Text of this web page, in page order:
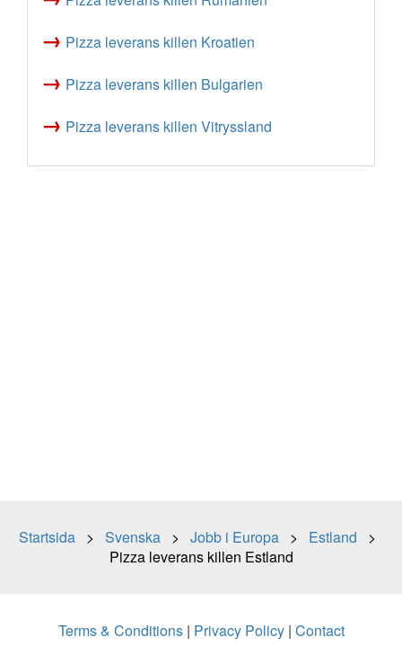
→ Pizza leverans killen Kroatien
→ Pizza leverans killen Bulgarien
→ Pizza leverans killen Vitryssland
Startsida > Svenska > Jobb i Europa > Estland >
Pizza leverans killen Estland
Terms & Conditions| Privacy Policy| Contact